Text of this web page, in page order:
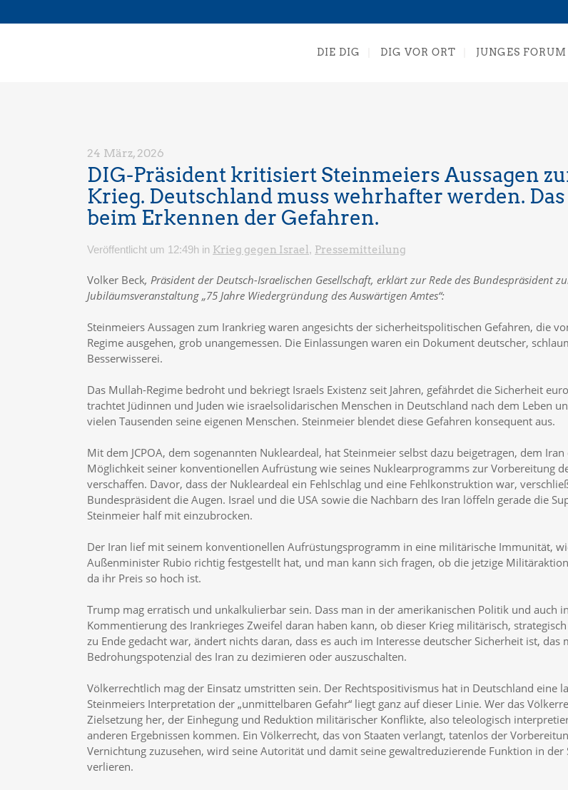
DIE DIG DIG VOR ORT JUNGES FORUM
24 März, 2026
DIG-Präsident kritisiert Steinmeiers Aussagen
Krieg. Deutschland muss wehrhafter werden.
beim Erkennen der Gefahren.
Veröffentlicht um 12:49h in Krieg gegen Israel, Pressemitteilung
Volker Beck, Präsident der Deutsch-Israelischen Gesellschaft, erklärt zur Rede des Bundespräsident
Jubiläumsveranstaltung „75 Jahre Wiedergründung des Auswärtigen Amtes“:
Steinmeiers Aussagen zum Irankrieg waren angesichts der sicherheitspolitischen Gefahren, die
Regime ausgehen, grob unangemessen. Die Einlassungen waren ein Dokument deutscher,
Besserwisserei.
Das Mullah-Regime bedroht und bekriegt Israels Existenz seit Jahren, gefährdet die Sicherheit
trachtet Jüdinnen und Juden wie israelsolidarischen Menschen in Deutschland nach dem Leben
vielen Tausenden seine eigenen Menschen. Steinmeier blendet diese Gefahren konsequent aus.
Mit dem JCPOA, dem sogenannten Nukleardeal, hat Steinmeier selbst dazu beigetragen, dem
Möglichkeit seiner konventionellen Aufrüstung wie seines Nuklearprogramms zur Vorbereitung
verschaffen. Davor, dass der Nukleardeal ein Fehlschlag und eine Fehlkonstruktion war,
Bundespräsident die Augen. Israel und die USA sowie die Nachbarn des Iran löffeln gerade die
Steinmeier half mit einzubrocken.
Der Iran lief mit seinem konventionellen Aufrüstungsprogramm in eine militärische Immunität,
Außenminister Rubio richtig festgestellt hat, und man kann sich fragen, ob die jetzige
da ihr Preis so hoch ist.
Trump mag erratisch und unkalkulierbar sein. Dass man in der amerikanischen Politik und auch
Kommentierung des Irankrieges Zweifel daran haben kann, ob dieser Krieg militärisch,
zu Ende gedacht war, ändert nichts daran, dass es auch im Interesse deutscher Sicherheit ist, das
Bedrohungspotenzial des Iran zu dezimieren oder auszuschalten.
Völkerrechtlich mag der Einsatz umstritten sein. Der Rechtspositivismus hat in Deutschland eine
Steinmeiers Interpretation der „unmittelbaren Gefahr“ liegt ganz auf dieser Linie. Wer das
Zielsetzung her, der Einhegung und Reduktion militärischer Konflikte, also teleologisch
anderen Ergebnissen kommen. Ein Völkerrecht, das von Staaten verlangt, tatenlos der
Vernichtung zuzusehen, wird seine Autorität und damit seine gewaltreduzierende Funktion in der
verlieren.